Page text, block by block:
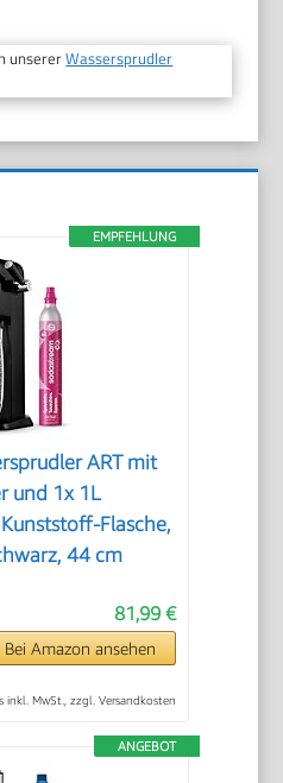
unsererWassersprudler
EMPFEHLUNG
ART mit
und 1x 1L
Flasche,
44 cm
81,99 €
Bei Amazon ansehen
inkl. MwSt., zzgl. Versandkosten
ANGEBOT